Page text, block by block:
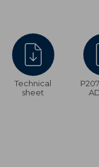
Technical
sheet